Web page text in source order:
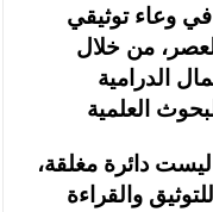
وعاء توثيقي
من خلال
الدرامية
دائرة مغلقة،
والقراءة